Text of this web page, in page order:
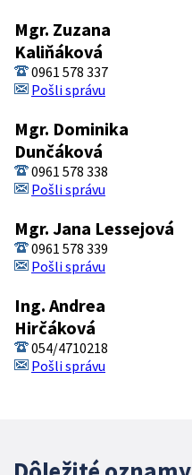
Mgr. Zuzana
Kaliňáková
0961 578 337
Pošli správu
Mgr. Dominika
Dunčáková
0961 578 338
Pošli správu
Mgr. Jana Lessejová
0961 578 339
Pošli správu
Ing. Andrea
Hirčáková
054/4710218
Pošli správu